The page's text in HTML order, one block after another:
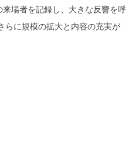
場者を記録し、大きな反響を呼
らに規模の拡大と内容の充実が